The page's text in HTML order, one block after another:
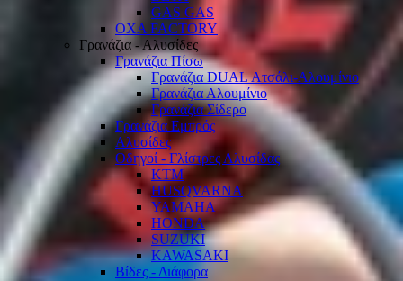
GAS GAS
OXA FACTORY
Γρανάζια - Αλυσίδες
Γρανάζια Πίσω
Γρανάζια DUAL Ατσάλι-Αλουμίνιο
Γρανάζια Αλουμίνιο
Γρανάζια Σίδερο
Γρανάζια Εμπρός
Αλυσίδες
Οδηγοί - Γλίστρες Αλυσίδας
KTM
HUSQVARNA
YAMAHA
HONDA
SUZUKI
KAWASAKI
Βίδες - Διάφορα